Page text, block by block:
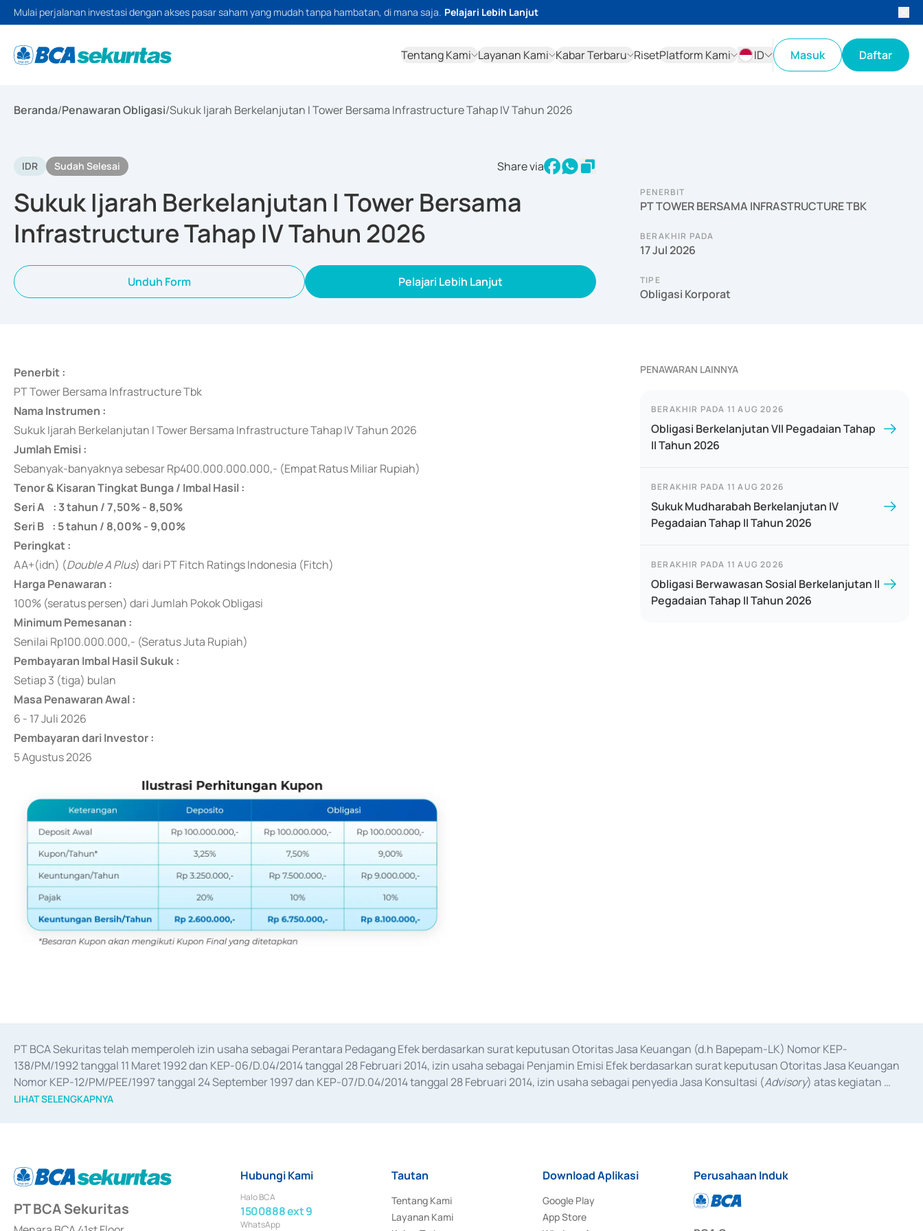
Mulai perjalanan investasi dengan akses pasar saham yang mudah tanpa hambatan, di mana saja. Pelajari Lebih Lanjut
Tentang Kami Layanan Kami Kabar Terbaru RisetPlatform Kami
ID
Masuk Daftar
Beranda/Penawaran Obligasi/Sukuk Ijarah Berkelanjutan I Tower Bersama Infrastructure Tahap IV Tahun 2026
IDR Sudah Selesai Share via
Sukuk Ijarah Berkelanjutan I Tower Bersama
Infrastructure Tahap IV Tahun 2026
Unduh Form Pelajari Lebih Lanjut
PENERBIT
PT TOWER BERSAMA INFRASTRUCTURE TBK
BERAKHIR PADA
17 Jul 2026
TIPE
Obligasi Korporat
Penerbit :
PT Tower Bersama Infrastructure Tbk
Nama Instrumen :
Sukuk Ijarah Berkelanjutan I Tower Bersama Infrastructure Tahap IV Tahun 2026
Jumlah Emisi :
Sebanyak-banyaknya sebesar Rp400.000.000.000,- (Empat Ratus Miliar Rupiah)
Tenor & Kisaran Tingkat Bunga / Imbal Hasil :
Seri A : 3 tahun / 7,50% - 8,50%
Seri B : 5 tahun / 8,00% - 9,00%
Peringkat :
AA+(idn) (Double A Plus) dari PT Fitch Ratings Indonesia (Fitch)
Harga Penawaran :
100% (seratus persen) dari Jumlah Pokok Obligasi
Minimum Pemesanan :
Senilai Rp100.000.000,- (Seratus Juta Rupiah)
Pembayaran Imbal Hasil Sukuk :
Setiap 3 (tiga) bulan
Masa Penawaran Awal :
6 - 17 Juli 2026
Pembayaran dari Investor :
5 Agustus 2026
PENAWARAN LAINNYA
BERAKHIR PADA 11 AUG 2026
Obligasi Berkelanjutan VII Pegadaian Tahap
II Tahun 2026
BERAKHIR PADA 11 AUG 2026
Sukuk Mudharabah Berkelanjutan IV
Pegadaian Tahap II Tahun 2026
BERAKHIR PADA 11 AUG 2026
Obligasi Berwawasan Sosial Berkelanjutan II
Pegadaian Tahap II Tahun 2026
PT BCA Sekuritas telah memperoleh izin usaha sebagai Perantara Pedagang Efek berdasarkan surat keputusan Otoritas Jasa Keuangan (d.h Bapepam-LK) Nomor KEP-
138/PM/1992 tanggal 11 Maret 1992 dan KEP-06/D.04/2014 tanggal 28 Februari 2014, izin usaha sebagai Penjamin Emisi Efek berdasarkan surat keputusan Otoritas Jasa Keuangan
Nomor KEP-12/PM/PEE/1997 tanggal 24 September 1997 dan KEP-07/D.04/2014 tanggal 28 Februari 2014, izin usaha sebagai penyedia Jasa Konsultasi (Advisory) atas kegiatan
merger, akuisisi, divestasi, dan
LIHAT SELENGKAPNYA
PT BCA Sekuritas
Hubungi Kami
Halo BCA
1500888 ext 9
WhatsApp
Tautan
Tentang Kami
Layanan Kami
Download Aplikasi
Google Play
App Store
Perusahaan Induk